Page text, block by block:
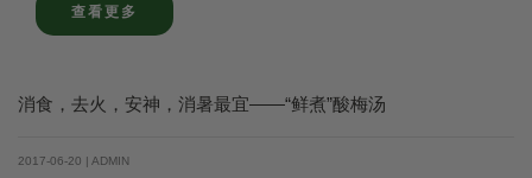
查看更多
消食，去火，安神，消暑最宜——“鲜煮”酸梅汤
2017-06-20 | ADMIN